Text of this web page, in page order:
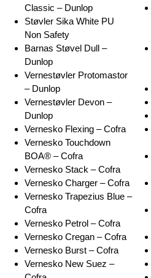
Classic – Dunlop
Støvler Sika White PU
Non Safety
Barnas Støvel Dull –
Dunlop
Vernestøvler Protomastor
– Dunlop
Vernestøvler Devon –
Dunlop
Vernesko Flexing – Cofra
Vernesko Touchdown
BOA® – Cofra
Vernesko Stack – Cofra
Vernesko Charger – Cofra
Vernesko Trapezius Blue –
Cofra
Vernesko Petrol – Cofra
Vernesko Cregan – Cofra
Vernesko Burst – Cofra
Vernesko New Suez –